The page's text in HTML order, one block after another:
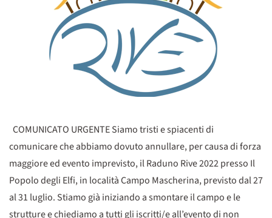
COMUNICATO URGENTE Siamo tristi e spiacenti di
comunicare che abbiamo dovuto annullare, per causa di forza
maggiore ed evento imprevisto, il Raduno Rive 2022 presso Il
Popolo degli Elfi, in località Campo Mascherina, previsto dal 27
al 31 luglio. Stiamo già iniziando a smontare il campo e le
strutture e chiediamo a tutti gli iscritti/e all’evento di non